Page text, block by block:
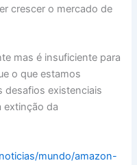
crescer o mercado de
mas é insuficiente para
o que estamos
desafios existenciais
extinção da
mundo/amazon-